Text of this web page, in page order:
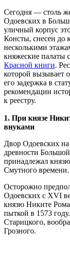
Сегодня — столь
Одоевских в
уличный корпус
Консты, снесен до
несколькими
княжеские палаты
Красной книги.
которой вызывает
его задержка в
рекомендации
к реестру.
1. При князе
внуками
Двор Одоевских на
древности
принадлежал
Смутного времени.
Осторожно
Одоевских с XVI
князю Никите
пыткой в 1573
Старицкого,
Грозного.